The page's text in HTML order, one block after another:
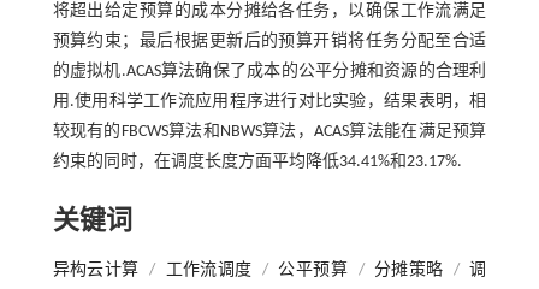
将超出给定预算的成本分摊给各任务，以确保工作流满足
预算约束；最后根据更新后的预算开销将任务分配至合适
的虚拟机.ACAS算法确保了成本的公平分摊和资源的合理利
用.使用科学工作流应用程序进行对比实验，结果表明，相
较现有的FBCWS算法和NBWS算法，ACAS算法能在满足预算
约束的同时，在调度长度方面平均降低34.41%和23.17%.
关键词
异构云计算 / 工作流调度 / 公平预算 / 分摊策略 / 调